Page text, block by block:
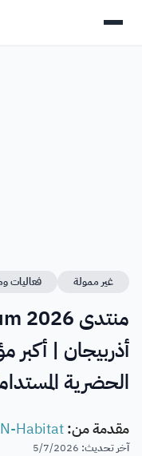
غير ممولة فعاليات
أذربيجان | أكبر
الحضرية
مقدمة من:
Habitat
آخر تحديث:
5/7/2026